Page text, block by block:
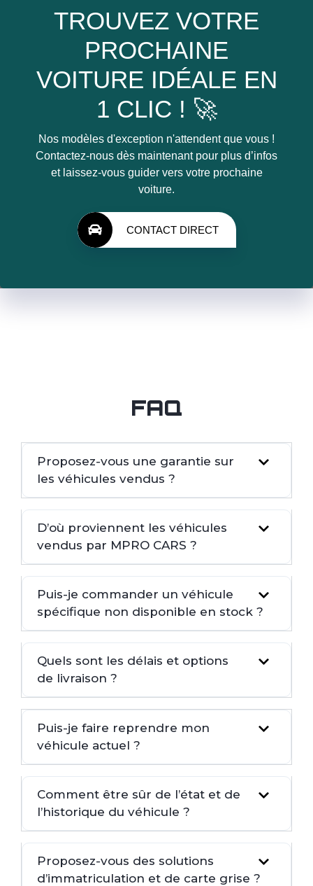
TROUVEZ VOTRE
PROCHAINE
VOITURE IDÉALE EN
1 CLIC ! 🚀
Nos modèles d'exception n'attendent que vous !
Contactez-nous dès maintenant pour plus d’infos
et laissez-vous guider vers votre prochaine
voiture.
CONTACT DIRECT
FAQ
Proposez-vous une garantie sur
les véhicules vendus ?
D’où proviennent les véhicules
vendus par MPRO CARS ?
Puis-je commander un véhicule
spécifique non disponible en stock ?
Quels sont les délais et options
de livraison ?
Puis-je faire reprendre mon
véhicule actuel ?
Comment être sûr de l’état et de
l’historique du véhicule ?
Proposez-vous des solutions
d’immatriculation et de carte grise ?